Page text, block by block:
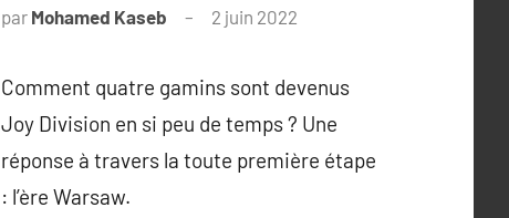
par Mohamed Kaseb 2 juin 2022
Comment quatre gamins sont devenus
Joy Division en si peu de temps ? Une
réponse à travers la toute première étape
: l’ère Warsaw.